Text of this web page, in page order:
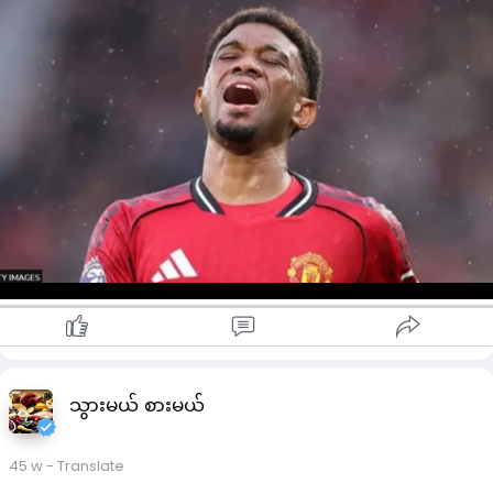
ဘင်အမိုရမ်က လတ်တလောအချိန်တွင် အာမက်ဒီရယ်လိုအတွက်
ောလုံးက အရေးပါခြင်း မရှိကြောင်း ဆိုထားပါတယ်။
ရယ်လိုဟာ ယခုရာသီတွင် ယူနိုက်တက်ရဲ့ ပွဲ ၆ ပွဲလုံး ပါဝင်ကစား
ားသူ ဖြစ်ပြီး ၅ ပွဲအား ကျောနံပါတ် ၁၀ (သို့မဟုတ်)ညာတောင်ပံ
စစ်သမားအဖြစ် ပွဲထွက်ကစားထားသူလည်း ဖြစ်ပါတယ်။
မိုရမ်က "အာမက်ကို အားပေးမှု အားလုံး လုပ်ပေးထားတယ်။ လာ
ယ့်ပွဲက အရေးမကြီးပါဘူး"လို့ ပြောကြားသွားပါတယ်။
ရယ်လိုဟာ ပြီးခဲ့တဲ့အပတ်တုန်းက ချဲလ်ဆီးအား အနိုင်ရတဲ့ပွဲအပြီး
င် ကစားဖော်ဟောင်းအလီဂျန်ဒရိုဂါနာချိုနှင့် အင်္ကျီလဲလှယ်ကာ
တူတွဲရိုက်ထားတဲ့ ဓာတ်ပုံအား ဆိုရှယ်မီဒီယာတွင် တင်ပြီးနောက်
ဟာ ယင်းသို့ ဝေဖန်ခြင်းခံရပြီးနောက် ဆိုရှယ်မီဒီယာမှ ပို့စ်အားလုံး
ဖျက်ခဲ့သူလည်း ဖြစ်ပါတယ်။
သွားမယ် စားမယ်
45 w- Translate